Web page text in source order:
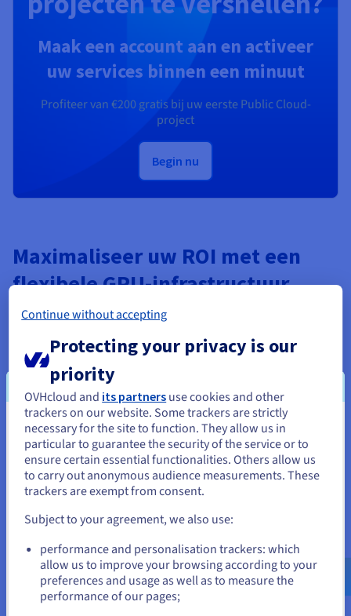
Maak een account aan en activeer
uw services binnen een minuut
Profiteer van €200 gratis bij uw eerste Public Cloud-
project
Begin nu
Maximaliseer uw ROI met een
flexibele GPU-infrastructuur
Profiteer van een uitstekende prijs-prestatieverhouding voor
het genereren van afbeeldingen, video's of AI-modellen. Er
staan geen verrassingen op de factuur.
AI- en grafische veelzijdigheid
Gebruik één enkele GPU voor uw generatieve AI-, 3D-
rendering- en AI-inferentie workloads. U profiteert zo van
unieke flexibiliteit voor uw productie-pijplijnen.
Soevereiniteit en conformiteit
Uw gegevens worden gehost op een gecertificeerde Europese
cloud, wat veiligheid, transparantie en naleving van
regelgeving (AVG, ISO, HDS) garandeert.
Je lijkt je in Verenigde Staten te
bevinden.
Als je wilt bestellen vanuit [land], moet je de juiste website
doorbladeren en een account aanmaken.
us.ovhcloud.com/
Engels USD - $
or
Continue without accepting
Protecting your privacy is our
priority
OVHcloud and its partners use cookies and other
trackers on our website. Some trackers are strictly
necessary for the site to function. They allow us in
particular to guarantee the security of the service or to
ensure certain essential functionalities. Others allow us
to carry out anonymous audience measurements. These
trackers are exempt from consent.
Subject to your agreement, we also use:
performance and personalisation trackers: which
allow us to improve your browsing according to your
preferences and usage as well as to measure the
performance of our pages;